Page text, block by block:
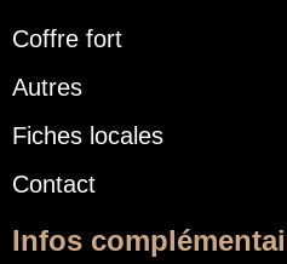
Coffre fort
Autres
Fiches locales
Contact
Infos